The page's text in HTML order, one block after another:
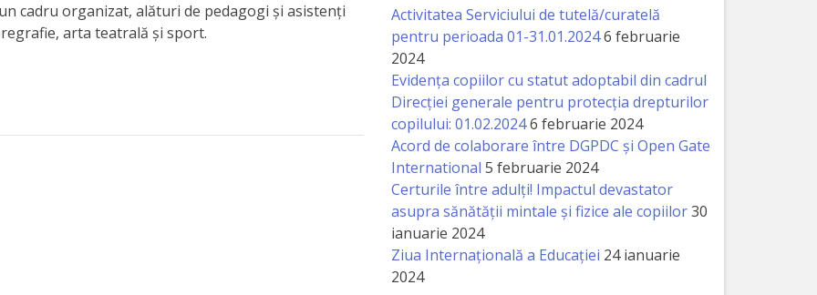
cadru organizat, alături de pedagogi și asistenți
arta teatrală și sport.
Activitatea Serviciului de tutelă/curatelă
pentru perioada 01-31.01.20246 februarie
2024
Evidența copiilor cu statut adoptabil din cadrul
Direcției generale pentru protecția drepturilor
copilului: 01.02.20246 februarie 2024
Acord de colaborare între DGPDC și Open Gate
International 5 februarie 2024
Certurile între adulți! Impactul devastator
asupra sănătății mintale și fizice ale copiilor30
ianuarie 2024
Ziua Internațională a Educației 24 ianuarie
2024